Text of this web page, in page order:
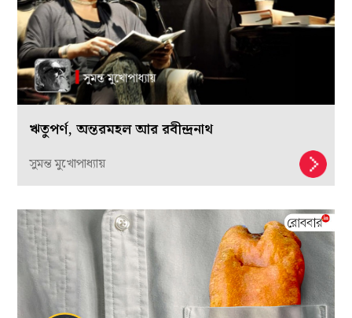
ঋতুপর্ণ, অন্তরমহল আর রবীন্দ্রনাথ
সুমন্ত মুখোপাধ্যায়